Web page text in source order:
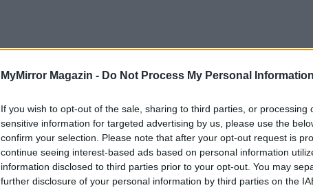
MyMirror Magazin - Do Not Process My Personal Information
If you wish to opt-out of the sale, sharing to third parties, or processing
sensitive information for targeted advertising by us, please use the
confirm your selection. Please note that after your opt-out request is
continue seeing interest-based ads based on personal information
information disclosed to third parties prior to your opt-out. You may
further disclosure of your personal information by third parties on the